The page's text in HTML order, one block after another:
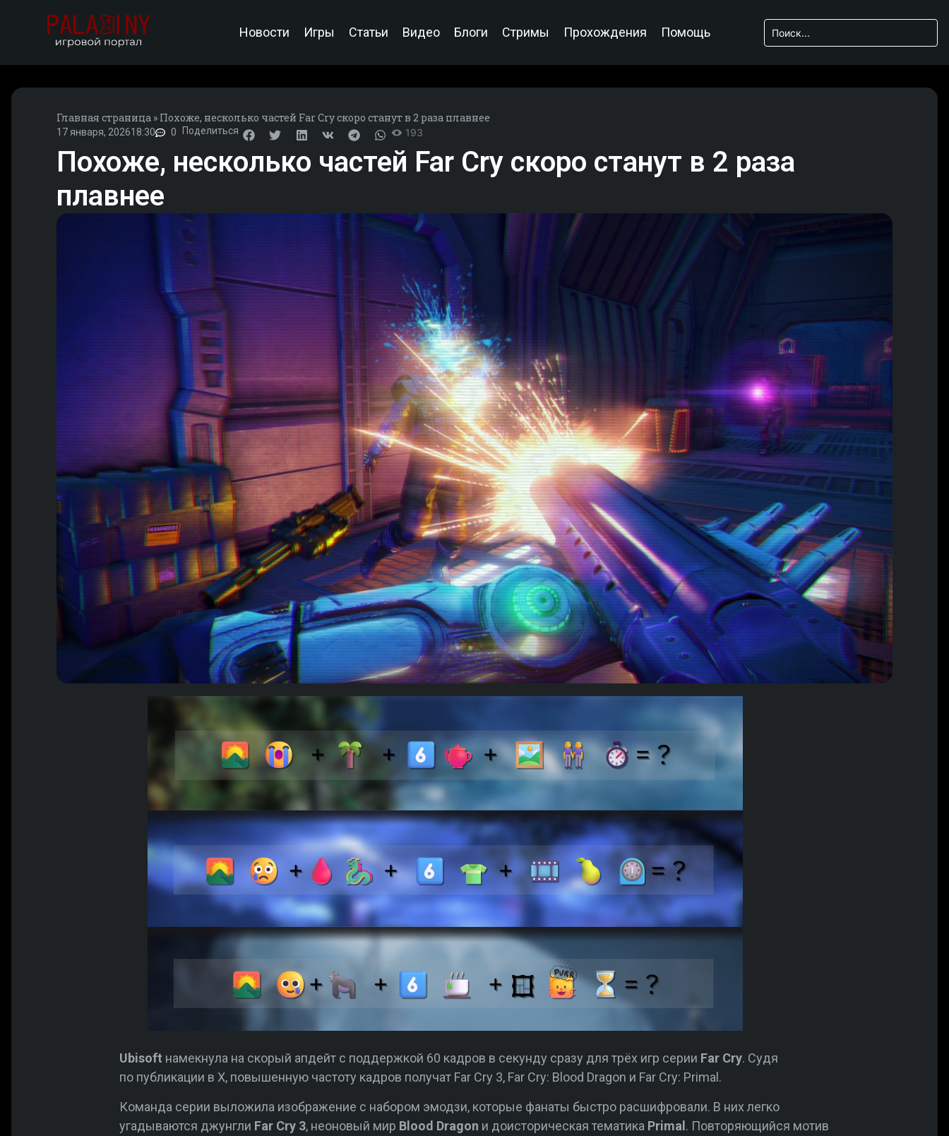
Новости Игры Статьи Видео Блоги Стримы Прохождения Помощь
Главная страница » Похоже, несколько частей Far Cry скоро станут в 2 раза плавнее
17 января, 202618:30 0 Поделиться 193
Похоже, несколько частей Far Cry скоро станут в 2 раза
плавнее
Ubisoft намекнула на скорый апдейт с поддержкой 60 кадров в секунду сразу для трёх игр серии Far Cry. Судя
по публикации в X, повышенную частоту кадров получат Far Cry 3, Far Cry: Blood Dragon и Far Cry: Primal.
Команда серии выложила изображение с набором эмодзи, которые фанаты быстро расшифровали. В них легко
угадываются джунгли Far Cry 3, неоновый мир Blood Dragon и доисторическая тематика Primal. Повторяющийся мотив